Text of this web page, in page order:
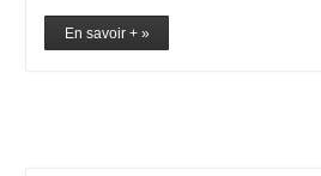
En savoir + »